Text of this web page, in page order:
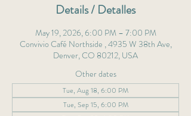
Details / Detalles
May 19, 2026, 6:00 PM – 7:00 PM
Convivio Café Northside , 4935 W 38th Ave,
Denver, CO 80212, USA
Other dates
Tue, Aug 18, 6:00 PM
Tue, Sep 15, 6:00 PM